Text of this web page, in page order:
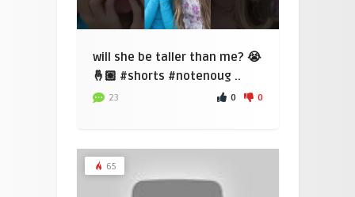
will she be taller than me? 😭
🤞🏼 #shorts #notenoug ..
23 0 0
65